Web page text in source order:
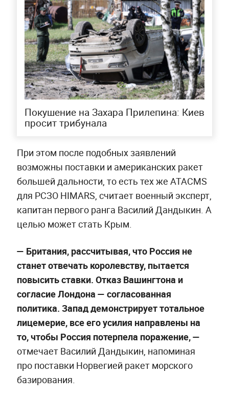
Покушение на Захара Прилепина: Киев
просит трибунала
При этом после подобных заявлений
возможны поставки и американских ракет
большей дальности, то есть тех же ATACMS
для РСЗО HIMARS, считает военный эксперт,
капитан первого ранга Василий Дандыкин. А
целью может стать Крым.
— Британия, рассчитывая, что Россия не
станет отвечать королевству, пытается
повысить ставки. Отказ Вашингтона и
согласие Лондона — согласованная
политика. Запад демонстрирует тотальное
лицемерие, все его усилия направлены на
то, чтобы Россия потерпела поражение, —
отмечает Василий Дандыкин, напоминая
про поставки Норвегией ракет морского
базирования.